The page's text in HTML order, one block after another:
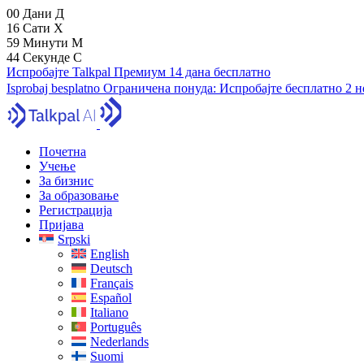
00 Дани Д
16 Сати Х
59 Минути М
43 Секунде С
Испробајте Talkpal Премиум 14 дана бесплатно
Isprobaj besplatno Ограничена понуда: Испробајте бесплатно 2
Почетна
Учење
За бизнис
За образовање
Регистрација
Пријава
Srpski
English
Deutsch
Français
Español
Italiano
Português
Nederlands
Suomi